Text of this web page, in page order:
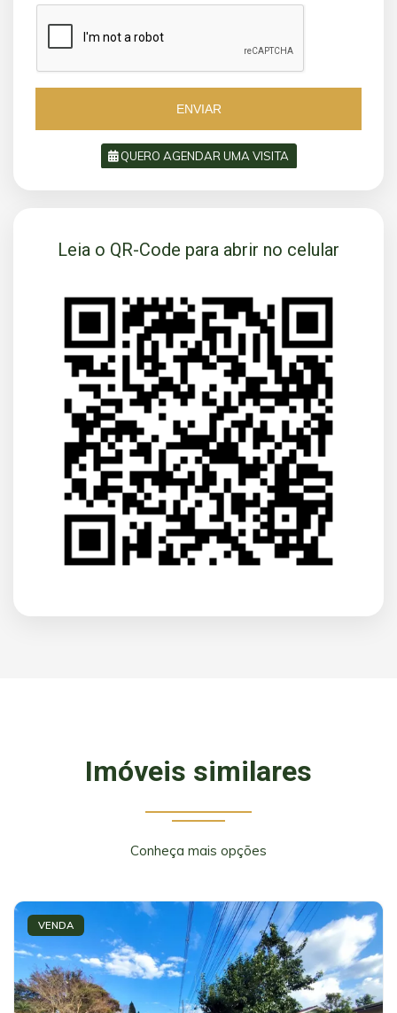
i
l
ENVIAR
QUERO AGENDAR UMA VISITA
Leia o QR-Code para abrir no celular
Imóveis similares
Conheça mais opções
VENDA